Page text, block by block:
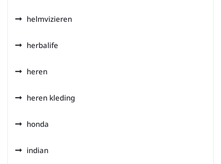
helmvizieren
herbalife
heren
heren kleding
honda
indian